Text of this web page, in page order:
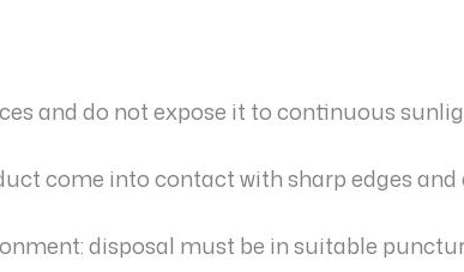
and do not expose it to continuous
come into contact with sharp edges and
disposal must be in suitable